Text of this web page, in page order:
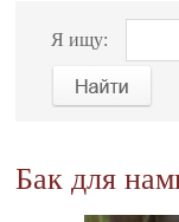
Я ищу:
Бак для